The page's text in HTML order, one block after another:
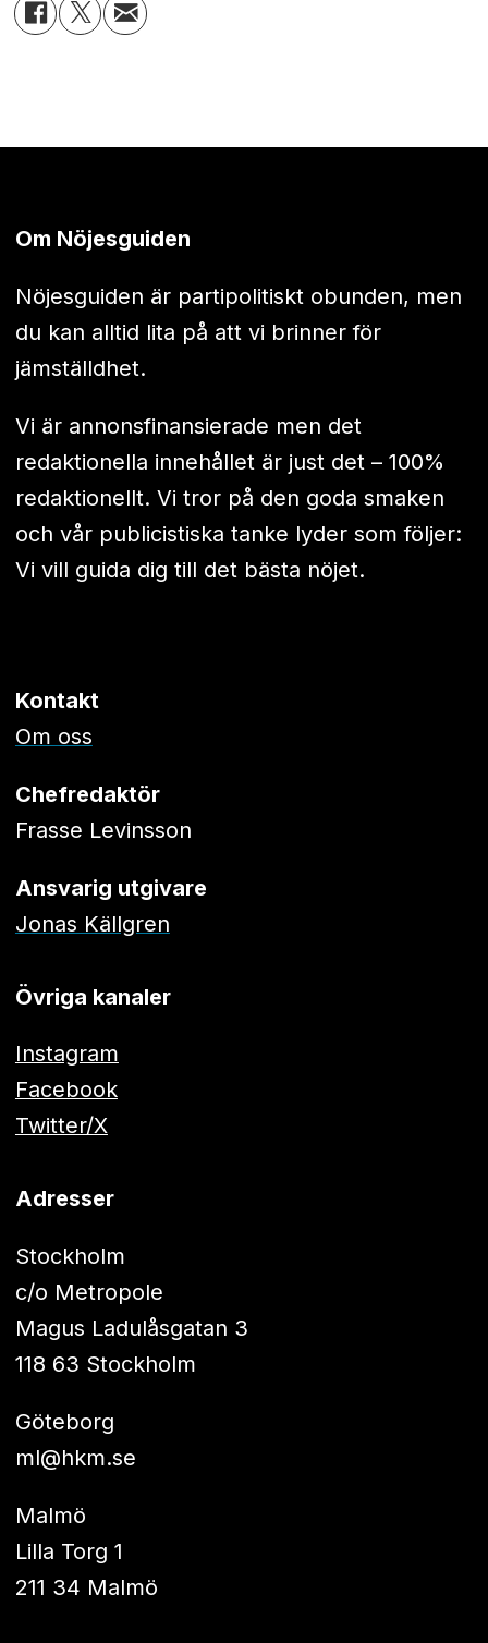
Om Nöjesguiden
Nöjesguiden är partipolitiskt obunden, men
du kan alltid lita på att vi brinner för
jämställdhet.
Vi är annonsfinansierade men det
redaktionella innehållet är just det – 100%
redaktionellt. Vi tror på den goda smaken
och vår publicistiska tanke lyder som följer:
Vi vill guida dig till det bästa nöjet.
Kontakt
Om oss
Chefredaktör
Frasse Levinsson
Ansvarig utgivare
Jonas Källgren
Övriga kanaler
Instagram
Facebook
Twitter/X
Adresser
Stockholm
c/o Metropole
Magus Ladulåsgatan 3
118 63 Stockholm
Göteborg
ml@hkm.se
Malmö
Lilla Torg 1
211 34 Malmö